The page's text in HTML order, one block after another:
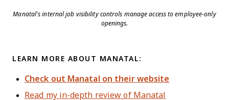
Manatal’s internal job visibility controls manage access to employee-only
openings.
LEARN MORE ABOUT MANATAL:
Check out Manatal on their website
Read my in-depth review of Manatal